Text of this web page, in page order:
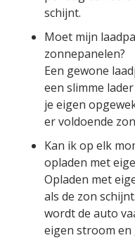
schijnt.
Moet mijn
zonnepanelen?
Een gewone
een slimme
je eigen
er voldoende
Kan ik op elk
opladen met
Opladen met
als de zon
wordt de auto
eigen stroom